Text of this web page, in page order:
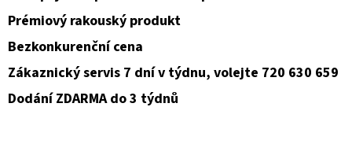
Prémiový rakouský produkt
Bezkonkurenční cena
Zákaznický servis 7 dní v týdnu, volejte 720 630 659
Dodání ZDARMA do 3 týdnů